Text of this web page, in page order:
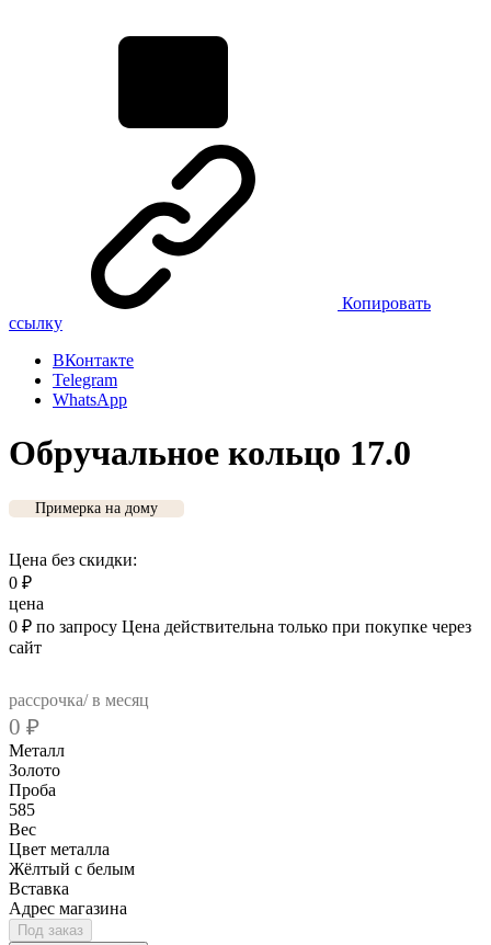
Копировать
ссылку
ВКонтакте
Telegram
WhatsApp
Обручальное кольцо 17.0
Примерка на дому
Цена без скидки:
0 ₽
цена
0 ₽ по запросу Цена действительна только при покупке через
сайт
рассрочка/ в месяц
0 ₽
Металл
Золото
Проба
585
Вес
Цвет металла
Жёлтый с белым
Вcтавка
Адрес магазина
Под заказ